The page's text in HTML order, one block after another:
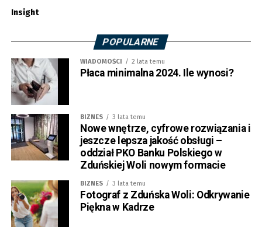
Insight
POPULARNE
WIADOMOŚCI 2 lata temu
Płaca minimalna 2024. Ile wynosi?
BIZNES 3 lata temu
Nowe wnętrze, cyfrowe rozwiązania i
jeszcze lepsza jakość obsługi –
oddział PKO Banku Polskiego w
Zduńskiej Woli nowym formacie
BIZNES 3 lata temu
Fotograf z Zduńska Woli: Odkrywanie
Piękna w Kadrze